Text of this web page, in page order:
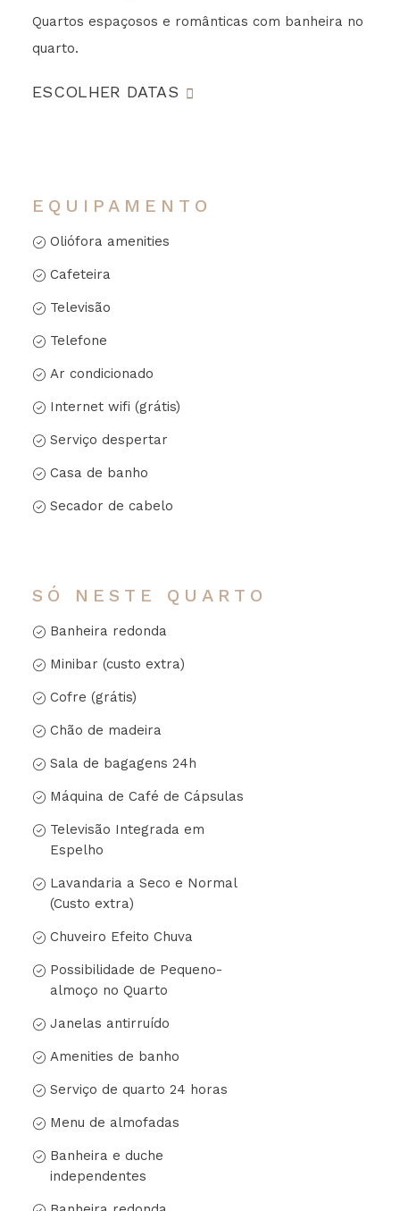
Quartos espaçosos e românticas com banheira no
quarto.
ESCOLHER DATAS
EQUIPAMENTO
Oliófora amenities
Cafeteira
Televisão
Telefone
Ar condicionado
Internet wifi (grátis)
Serviço despertar
Casa de banho
Secador de cabelo
SÓ NESTE QUARTO
Banheira redonda
Minibar (custo extra)
Cofre (grátis)
Chão de madeira
Sala de bagagens 24h
Máquina de Café de Cápsulas
Televisão Integrada em
Espelho
Lavandaria a Seco e Normal
(Custo extra)
Chuveiro Efeito Chuva
Possibilidade de Pequeno-
almoço no Quarto
Janelas antirruído
Amenities de banho
Serviço de quarto 24 horas
Menu de almofadas
Banheira e duche
independentes